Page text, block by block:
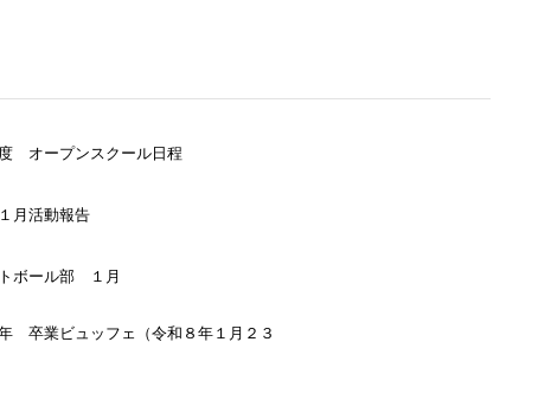
オープンスクール日程
月活動報告
ボール部 １月
卒業ビュッフェ（令和８年１月２３